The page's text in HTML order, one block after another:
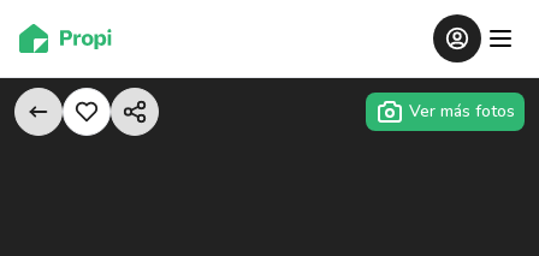
Ver más fotos